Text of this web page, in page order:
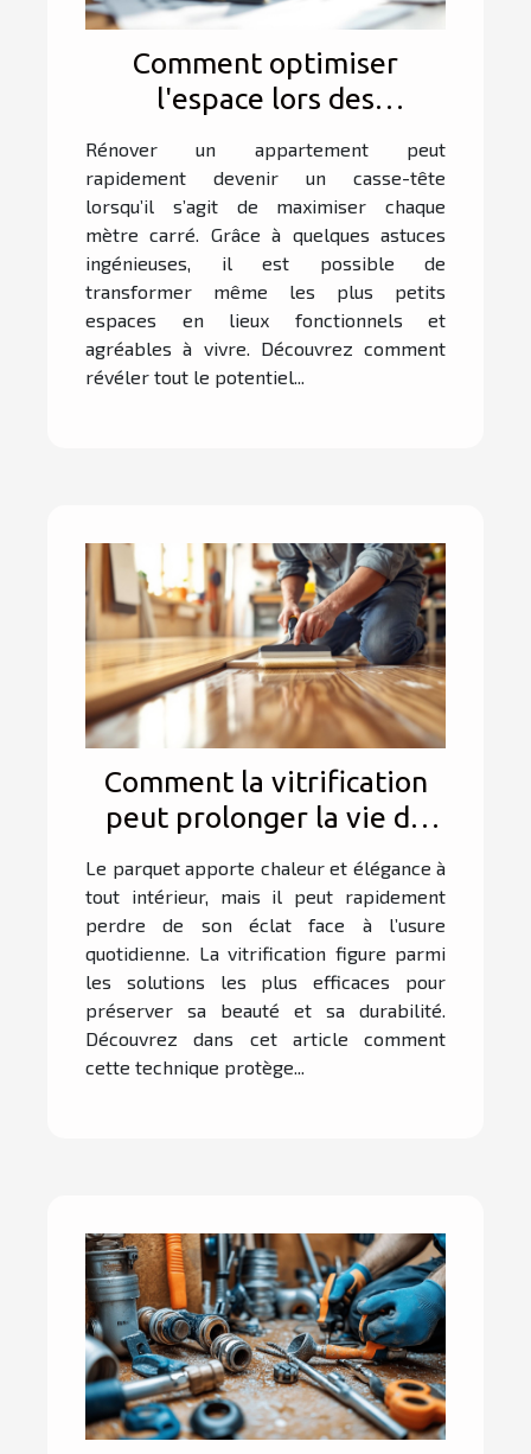
Comment optimiser
l'espace lors des
d'appartement ?
Rénover un appartement peut
rapidement devenir un casse-tête
lorsqu’il s’agit de maximiser chaque
mètre carré. Grâce à quelques astuces
ingénieuses, il est possible de
transformer même les plus petits
espaces en lieux fonctionnels et
agréables à vivre. Découvrez comment
révéler tout le potentiel...
Comment la vitrification
peut prolonger la vie de
votre parquet ?
Le parquet apporte chaleur et élégance à
tout intérieur, mais il peut rapidement
perdre de son éclat face à l’usure
quotidienne. La vitrification figure parmi
les solutions les plus efficaces pour
préserver sa beauté et sa durabilité.
Découvrez dans cet article comment
cette technique protège...